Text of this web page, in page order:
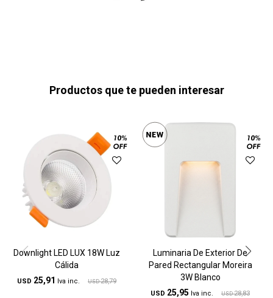
Productos que te pueden interesar
Downlight LED LUX 18W Luz
Cálida
USD 25,91 USD 28,79
Luminaria De Exterior De
Pared Rectangular Moreira
3W Blanco
USD 25,95 USD 28,83